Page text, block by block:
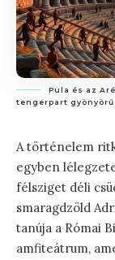
Pula és az
tengerpart
A történelem
egyben
félsziget déli
smaragdzöld
tanúja a Római
amfiteátrum,